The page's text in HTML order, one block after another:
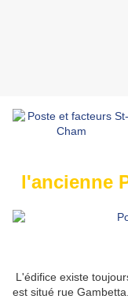
l'ancienne
L'édifice existe
est situé rue Gambetta.